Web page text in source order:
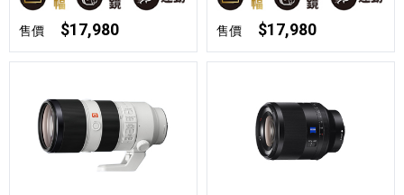
售價 $17,980 售價 $17,980